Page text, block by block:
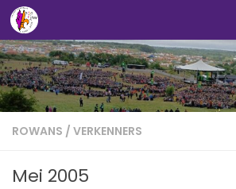
Doorgaan naar inhoud
ROWANS / VERKENNERS
Mei 2005